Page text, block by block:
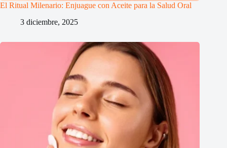
El Ritual Milenario: Enjuague con Aceite para la Salud Oral
3 diciembre, 2025